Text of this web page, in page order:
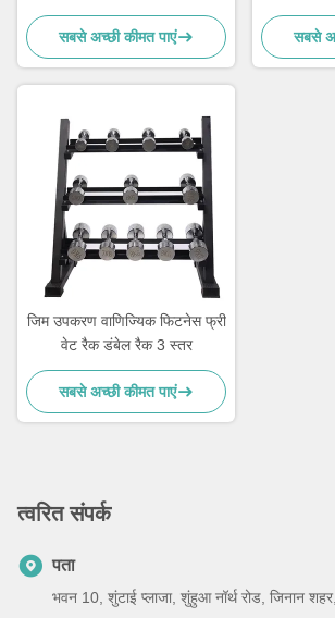
सबसे अच्छी कीमत पाएं सबसे
जिम उपकरण वाणिज्यिक फिटनेस फ्री
वेट रैक डंबेल रैक 3 स्तर
सबसे अच्छी कीमत पाएं
त्वरित संपर्क
पता
भवन 10, शुंटाई प्लाजा, शुंहुआ नॉर्थ रोड, जिनान